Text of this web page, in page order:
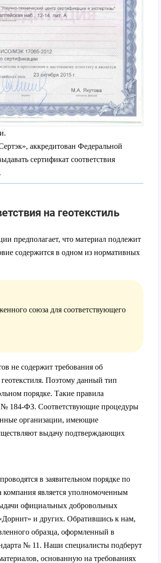
аккредитован Федеральной
сертификат соответствия
на геотекстиль
предполагает, что материал подлежит
содержится в одном из нормативных
союза для соответствующего
не содержит требования об
геотекстиля. Поэтому данный тип
порядке. Такие правила
№ 184-ФЗ. Соответствующие процедуры
организации, имеющие
выдачу подтверждающих
в заявительном порядке по
является уполномоченным
официальных добровольных
и других. Обратившись к нам,
образца, оформленный в
№ 11. Наши специалисты подберут
основанную на требованиях